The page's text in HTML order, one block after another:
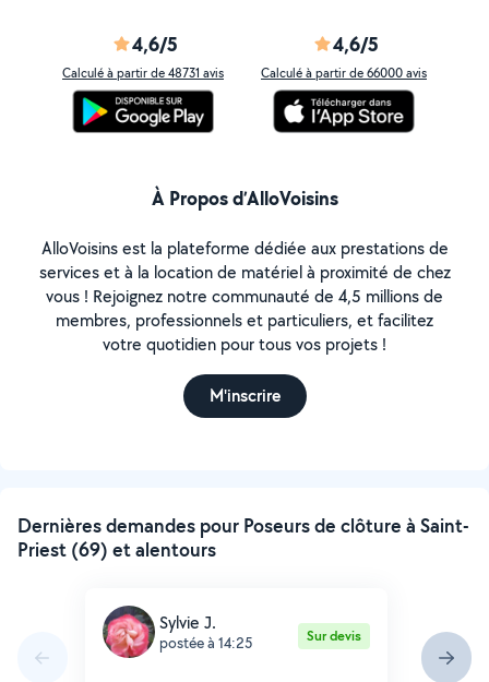
4,6/5
Calculé à partir de 48731 avis
4,6/5
Calculé à partir de 66000 avis
À Propos d’AlloVoisins
AlloVoisins est la plateforme dédiée aux prestations de
services et à la location de matériel à proximité de chez
vous ! Rejoignez notre communauté de 4,5 millions de
membres, professionnels et particuliers, et facilitez
votre quotidien pour tous vos projets !
M'inscrire
Dernières demandes pour Poseurs de clôture à Saint-
Priest (69) et alentours
Sylvie J.
postée à 14:25 Sur devis